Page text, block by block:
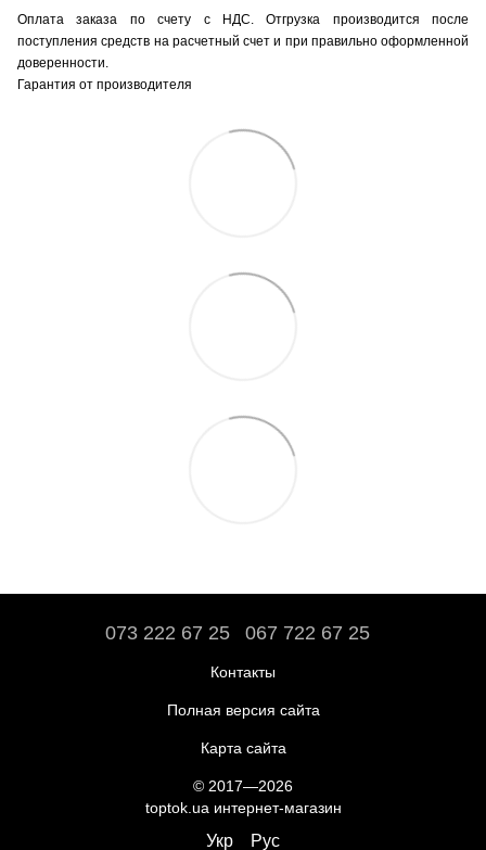
Оплата заказа по счету с НДС. Отгрузка производится после
поступления средств на расчетный счет и при правильно оформленной
доверенности.
Гарантия от производителя
073 222 67 25 067 722 67 25
Контакты
Полная версия сайта
Карта сайта
© 2017—2026
toptok.ua интернет-магазин
Укр Рус